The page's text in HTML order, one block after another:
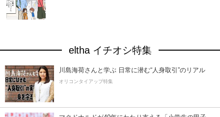
eltha イチオシ特集
川島海荷さんと学ぶ 日常に潜む“人身取引”のリアル
オリコンタイアップ特集